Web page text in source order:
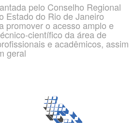
pelo Conselho Regional
Estado do Rio de Janeiro
promover o acesso amplo e
científico da área de
e acadêmicos, assim
geral